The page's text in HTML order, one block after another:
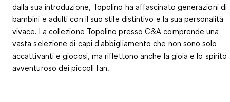
dalla sua introduzione, Topolino ha affascinato generazioni di
bambini e adulti con il suo stile distintivo e la sua personalità
vivace. La collezione Topolino presso C&A comprende una
vasta selezione di capi d'abbigliamento che non sono solo
accattivanti e giocosi, ma riflettono anche la gioia e lo spirito
avventuroso dei piccoli fan.